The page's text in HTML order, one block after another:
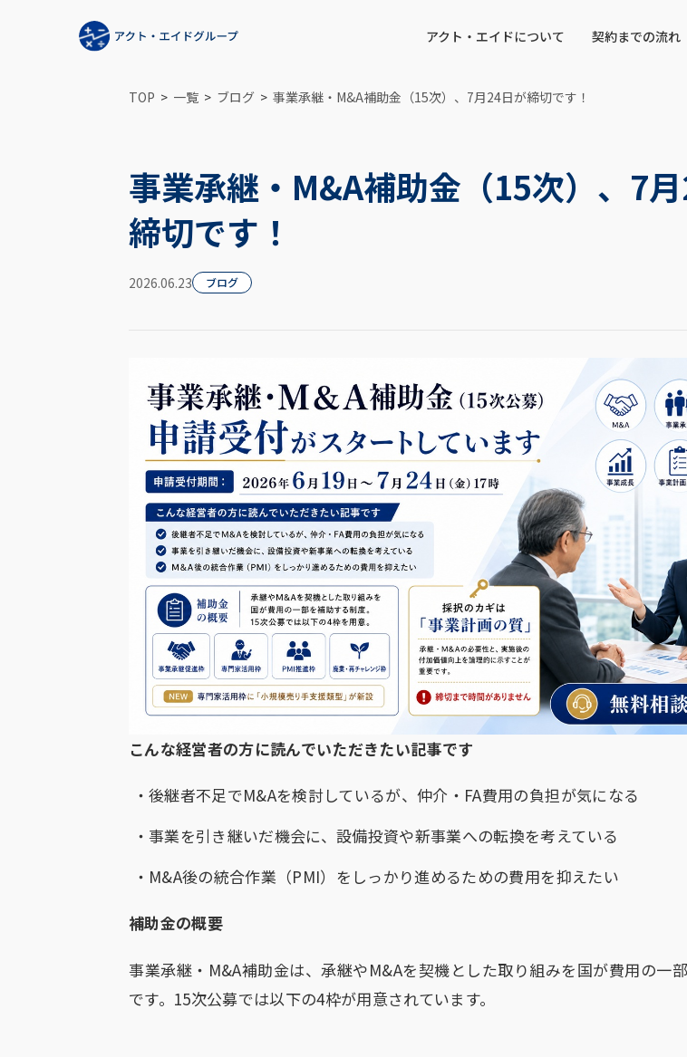
アクト・エイドについて 契約までの流れ
TOP 一覧 ブログ 事業承継・M&A補助金（15次）、7月24日が締切です！
事業承継・M&A補助金（15次）、7
締切です！
2026.06.23 ブログ
こんな経営者の方に読んでいただきたい記事です
後継者不足でM&Aを検討しているが、仲介・FA費用の負担が気になる
事業を引き継いだ機会に、設備投資や新事業への転換を考えている
M&A後の統合作業（PMI）をしっかり進めるための費用を抑えたい
補助金の概要
事業承継・M&A補助金は、承継やM&Aを契機とした取り組みを国が費用の一
です。15次公募では以下の4枠が用意されています。